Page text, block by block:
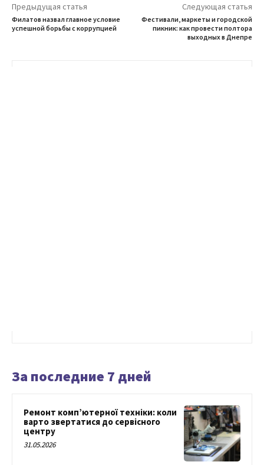
Предыдущая статья
Филатов назвал главное условие
успешной борьбы с коррупцией
Следующая статья
Фестивали, маркеты и городской
пикник: как провести полтора
выходных в Днепре
За последние 7 дней
Ремонт комп’ютерної техніки: коли
варто звертатися до сервісного
центру
31.05.2026